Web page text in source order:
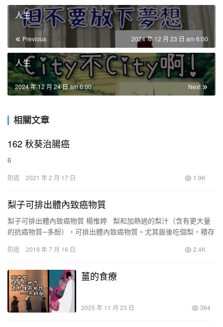
c
e
n
人生
Previous 2024 年 12 月 23 日 am 6:00
人生
Next
2024 年 12 月 24 日 am 6:00
相關文章
162 秋葵治腸癌
6
防癌 2021 年 2 月 17 日 1.9K
梨子可排出體內致癌物質
梨子可排出體內致癌物質 楊惟婷 梨和加熱過的梨汁（含有更大量
的抗癌物質─多酚），可排出體內致癌物質。尤其飯後吃個梨，積存
防癌 2019 年 7 月 16 日 2.4K
薑的食療
2025 年 11 月 23 日 364